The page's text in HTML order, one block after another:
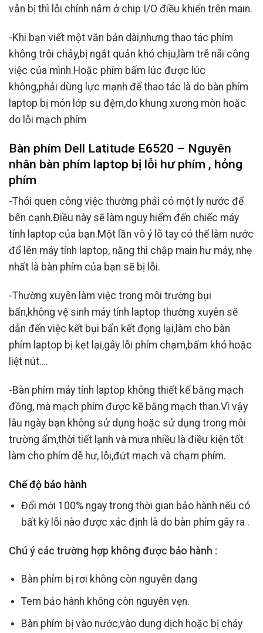
vẫn bị thì lỗi chính nắm ở chip I/O điều khiển trên main.
-Khi bạn viết một văn bản dài,nhưng thao tác phím
không trôi chảy,bị ngắt quản khó chịu,làm trễ nãi công
việc của mình.Hoặc phím bấm lúc được lúc
không,phải dùng lực mạnh để thao tác là do bàn phím
laptop bị món lớp su đệm,do khung xương mòn hoặc
do lỗi mạch phím
Bàn phím Dell Latitude E6520 – Nguyên
nhân bàn phím laptop bị lỗi hư phím , hỏng
phím
-Thói quen công việc thường phải có một ly nước để
bên cạnh.Điều này sẽ làm nguy hiểm đến chiếc máy
tính laptop của bạn.Một lần vô ý lõ tay có thể làm nước
đổ lên máy tính laptop, nặng thì chập main hư máy, nhẹ
nhất là bàn phím của bạn sẽ bị lỗi.
-Thường xuyên làm việc trong môi trường bụi
bẩn,không vệ sinh máy tính laptop thường xuyên sẽ
dẫn đến việc kết bụi bẩn kết đọng lại,làm cho bàn
phím laptop bị kẹt lại,gây lỗi phím chạm,bấm khó hoặc
liệt nút….
-Bàn phím máy tính laptop không thiết kế bằng mạch
đồng, mà mạch phím được kẽ bằng mạch than.Vì vậy
lâu ngày bạn không sử dụng hoặc sử dụng trong môi
trường ẩm,thời tiết lạnh và mưa nhiều là điều kiện tốt
làm cho phím dễ hư, lỗi,đứt mạch và chạm phím.
Chế độ bảo hành
Đổi mới 100% ngay trong thời gian bảo hành nếu có
bất kỳ lỗi nào được xác định là do bàn phím gây ra .
Chú ý các trường hợp không được bảo hành :
Bàn phím bị rơi không còn nguyên dạng
Tem bảo hành không còn nguyên vẹn.
Bàn phím bị vào nước,vào dung dịch hoặc bị cháy